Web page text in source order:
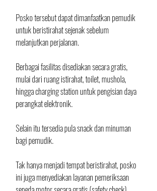
Posko tersebut dapat dimanfaatkan pemudik
untuk beristirahat sejenak sebelum
melanjutkan perjalanan.
Berbagai fasilitas disediakan secara gratis,
mulai dari ruang istirahat, toilet, mushola,
hingga charging station untuk pengisian daya
perangkat elektronik.
Selain itu tersedia pula snack dan minuman
bagi pemudik.
Tak hanya menjadi tempat beristirahat, posko
ini juga menyediakan layanan pemeriksaan